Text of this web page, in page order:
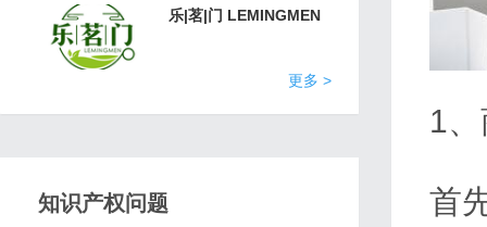
1
首
乐|茗|门 LEMINGMEN
更多 >
知识产权问题